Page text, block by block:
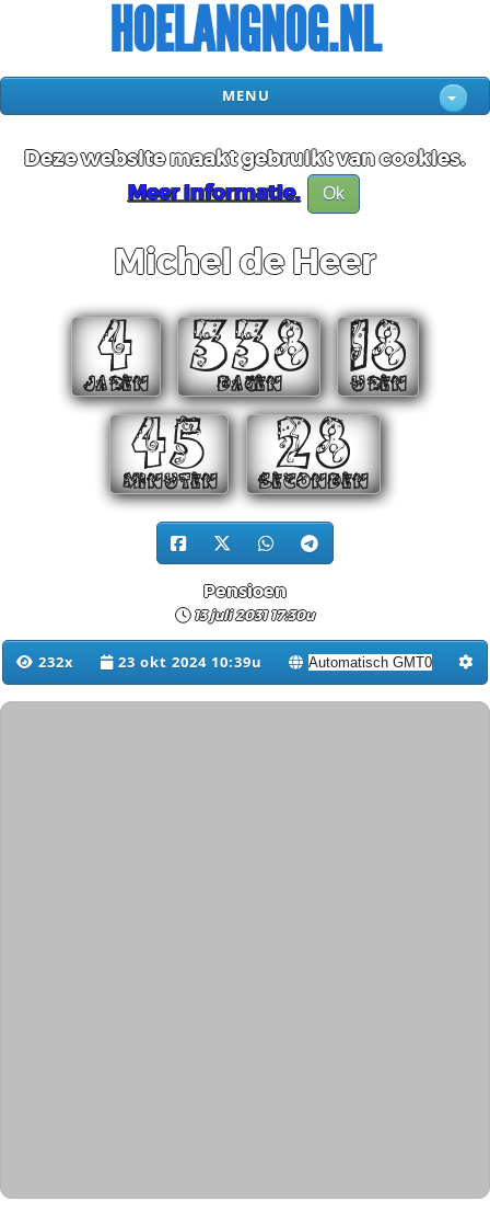
HOELANGNOG.NL
MENU
Deze website maakt gebruikt van cookies.
Meer informatie.
Ok
Michel de Heer
4
JAREN
338
DAGEN
18
UREN
45
MINUTEN
27
SECONDEN
Pensioen
13 juli 2031 17:30u
232x 23 okt 2024 10:39u